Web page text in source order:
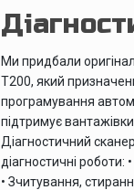
Ми придбали
T200, який
програмування
підтримує
Діагностичний
діагностичні роботи:
• Зчитування,